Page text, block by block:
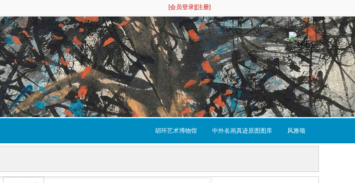
[会员登录][注册]
胡环艺术博物馆 中外名画真迹原图图库 风雅颂